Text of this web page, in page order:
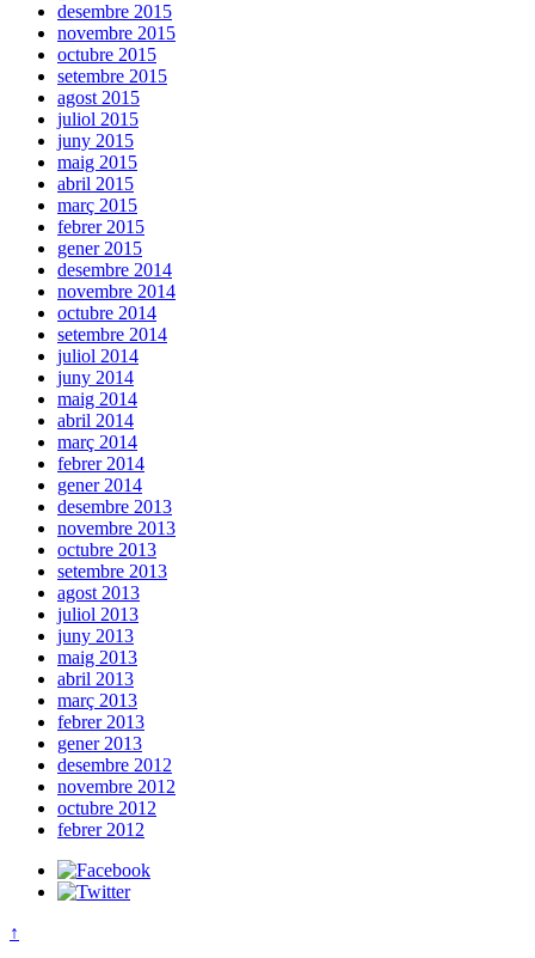
desembre 2015
novembre 2015
octubre 2015
setembre 2015
agost 2015
juliol 2015
juny 2015
maig 2015
abril 2015
març 2015
febrer 2015
gener 2015
desembre 2014
novembre 2014
octubre 2014
setembre 2014
juliol 2014
juny 2014
maig 2014
abril 2014
març 2014
febrer 2014
gener 2014
desembre 2013
novembre 2013
octubre 2013
setembre 2013
agost 2013
juliol 2013
juny 2013
maig 2013
abril 2013
març 2013
febrer 2013
gener 2013
desembre 2012
novembre 2012
octubre 2012
febrer 2012
↑